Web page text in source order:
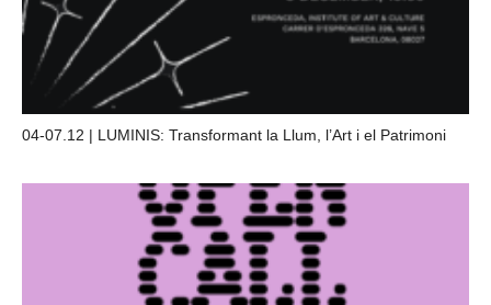
04-07.12 | LUMINIS: Transformant la Llum, l’Art i el Patrimoni